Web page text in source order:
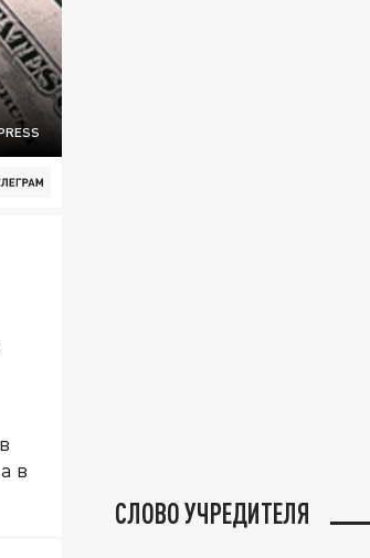
в
СЛОВО УЧРЕДИТЕЛЯ